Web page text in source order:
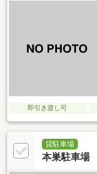
即引き渡し可
貸駐車場
本巣駐車場